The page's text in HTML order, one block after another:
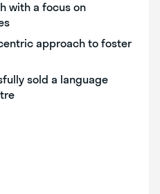
with a focus on
approach to foster
sold a language